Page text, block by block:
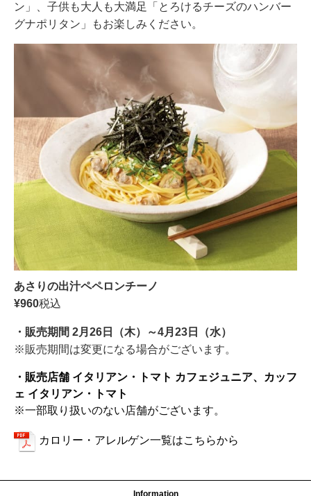
ン」、子供も大人も大満足「とろけるチーズのハンバー
グナポリタン」もお楽しみください。
あさりの出汁ペペロンチーノ
¥960税込
・販売期間 2月26日（木）～4月23日（水）
※販売期間は変更になる場合がございます。
・販売店舗 イタリアン・トマト カフェジュニア、カッフ
ェ イタリアン・トマト
※一部取り扱いのない店舗がございます。
カロリー・アレルゲン一覧はこちらから
Information